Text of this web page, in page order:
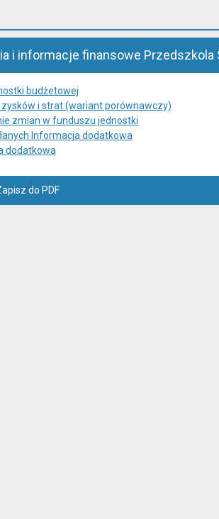
i informacje finansowe
budżetowej
zysków i strat (wariant porównawczy)
zmian w funduszu jednostki
Informacja dodatkowa
dodatkowa
do PDF